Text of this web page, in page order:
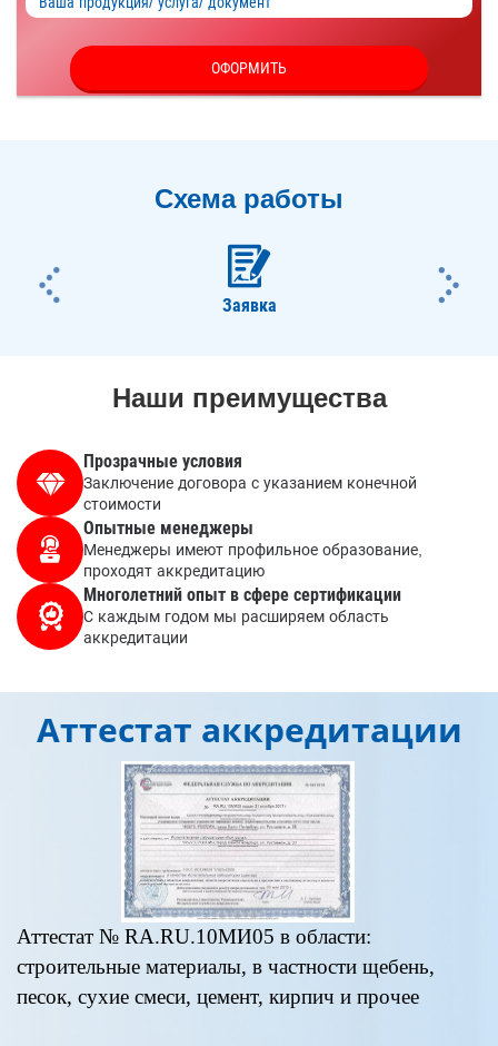
ОФОРМИТЬ
Схема работы
Заявка
Наши преимущества
Прозрачные условия
Заключение договора с указанием конечной
стоимости
Опытные менеджеры
Менеджеры имеют профильное образование,
проходят аккредитацию
Многолетний опыт в сфере сертификации
С каждым годом мы расширяем область
аккредитации
Аттестат аккредитации
Аттестат № RA.RU.10МИ05 в области:
строительные материалы, в частности щебень,
песок, сухие смеси, цемент, кирпич и прочее